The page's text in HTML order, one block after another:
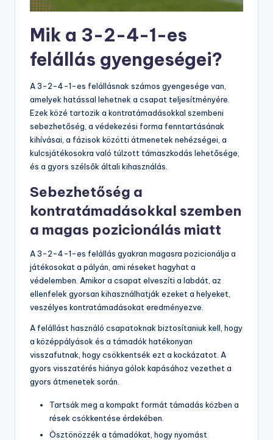
Mik a 3-2-4-1-es
felállás gyengeségei?
A 3-2-4-1-es felállásnak számos gyengesége van,
amelyek hatással lehetnek a csapat teljesítményére.
Ezek közé tartozik a kontratámadásokkal szembeni
sebezhetőség, a védekezési forma fenntartásának
kihívásai, a fázisok közötti átmenetek nehézségei, a
kulcsjátékosokra való túlzott támaszkodás lehetősége,
és a gyors szélsők általi kihasználás.
Sebezhetőség a
kontratámadásokkal szemben
a magas pozicionálás miatt
A 3-2-4-1-es felállás gyakran magasra pozicionálja a
játékosokat a pályán, ami réseket hagyhat a
védelemben. Amikor a csapat elveszíti a labdát, az
ellenfelek gyorsan kihasználhatják ezeket a helyeket,
veszélyes kontratámadásokat eredményezve.
A felállást használó csapatoknak biztosítaniuk kell, hogy
a középpályások és a támadók hatékonyan
visszafutnak, hogy csökkentsék ezt a kockázatot. A
gyors visszatérés hiánya gólok kapásához vezethet a
gyors átmenetek során.
Tartsák meg a kompakt formát támadás közben a
rések csökkentése érdekében.
Ösztönözzék a támadókat, hogy nyomást